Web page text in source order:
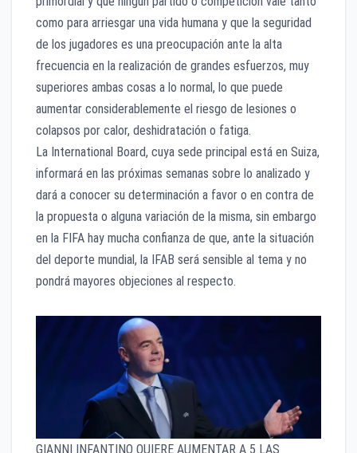
como para arriesgar una vida humana y que la seguridad
de los jugadores es una preocupación ante la alta
frecuencia en la realización de grandes esfuerzos, muy
superiores ambas cosas a lo normal, lo que puede
aumentar considerablemente el riesgo de lesiones o
colapsos por calor, deshidratación o fatiga.
La International Board, cuya sede principal está en Suiza,
informará en las próximas semanas sobre lo analizado y
dará a conocer su determinación a favor o en contra de
la propuesta o alguna variación de la misma, sin embargo
en la FIFA hay mucha confianza de que, ante la situación
del deporte mundial, la IFAB será sensible al tema y no
pondrá mayores objeciones al respecto.
GIANNI INFANTINO QUIERE AUMENTAR A 5 LAS